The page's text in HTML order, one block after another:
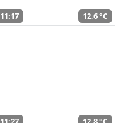
11:17 12,6 °C